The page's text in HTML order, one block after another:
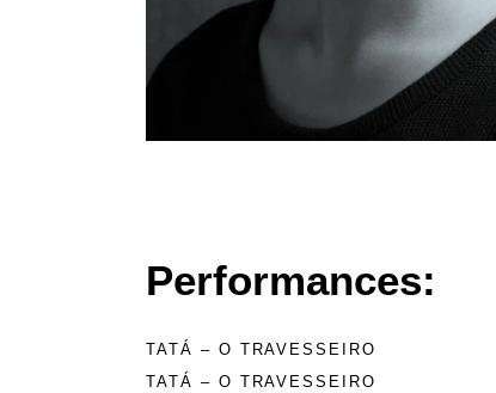
Performances:
TATÁ – O TRAVESSEIRO
TATÁ – O TRAVESSEIRO